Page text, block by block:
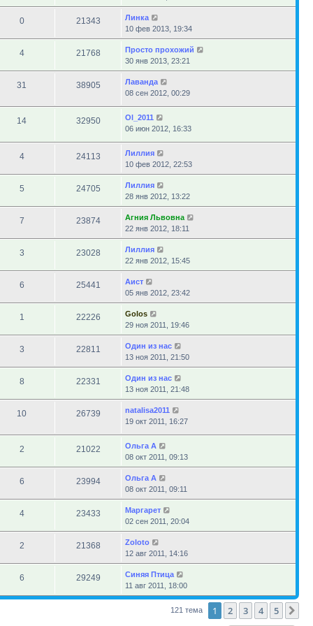
0 21343
Линка
10 фев 2013, 19:34
4 21768
Просто прохожий
30 янв 2013, 23:21
31 38905
Лаванда
08 сен 2012, 00:29
14 32950
Ol_2011
06 июн 2012, 16:33
4 24113
Лиллия
10 фев 2012, 22:53
5 24705
Лиллия
28 янв 2012, 13:22
7 23874
Агния Львовна
22 янв 2012, 18:11
3 23028
Лиллия
22 янв 2012, 15:45
6 25441
Аист
05 янв 2012, 23:42
1 22226
Golos
29 ноя 2011, 19:46
3 22811
Один из нас
13 ноя 2011, 21:50
8 22331
Один из нас
13 ноя 2011, 21:48
10 26739
natalisa2011
19 окт 2011, 16:27
2 21022
Ольга А
08 окт 2011, 09:13
6 23994
Ольга А
08 окт 2011, 09:11
4 23433
Маргарет
02 сен 2011, 20:04
2 21368
Zoloto
12 авг 2011, 14:16
6 29249
Синяя Птица
11 авг 2011, 18:00
121 тема 1 2 3 4 5